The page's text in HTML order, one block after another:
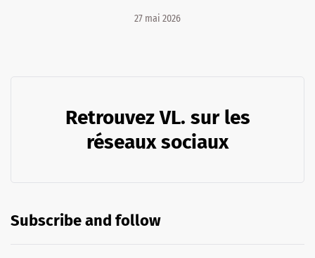
27 mai 2026
Retrouvez VL. sur les
réseaux sociaux
Subscribe and follow